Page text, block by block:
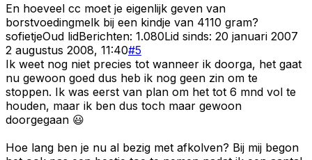
En hoeveel cc moet je eigenlijk geven van
borstvoedingmelk bij een kindje van 4110 gram?
sofietjeOud lidBerichten: 1.080Lid sinds: 20 januari 2007
2 augustus 2008, 11:40#5
Ik weet nog niet precies tot wanneer ik doorga, het gaat
nu gewoon goed dus heb ik nog geen zin om te
stoppen. Ik was eerst van plan om het tot 6 mnd vol te
houden, maar ik ben dus toch maar gewoon
doorgegaan 😃
Hoe lang ben je nu al bezig met afkolven? Bij mij begon